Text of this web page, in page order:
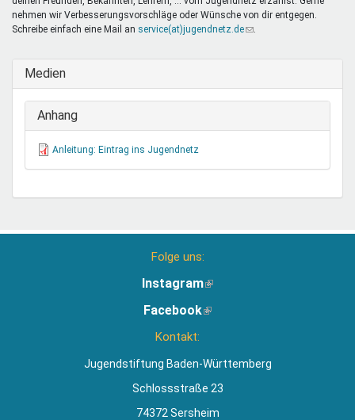
nehmen wir Verbesserungsvorschläge oder Wünsche von dir entgegen.
Schreibe einfach eine Mail an service(at)jugendnetz.de(Link
E-
Medien
Anhang
Anleitung: Eintrag ins Jugendnetz
Folge uns:
Instagram(Link
extern)
Facebook(Link
Kontakt:
Jugendstiftung Baden-Württemberg
Schlossstraße 23
74372 Sersheim